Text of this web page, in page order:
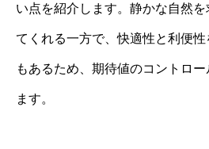
い点を紹介します。静かな自然
てくれる一方で、快適性と利便
もあるため、期待値のコントロ
ます。